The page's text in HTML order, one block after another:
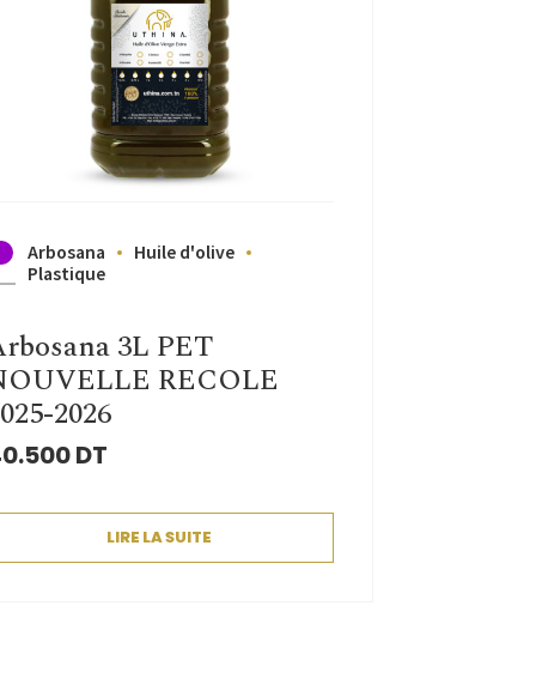
Arbosana
Huile d'olive
Plastique
3L PET
RECOLE
2026
DT
LIRE LA SUITE